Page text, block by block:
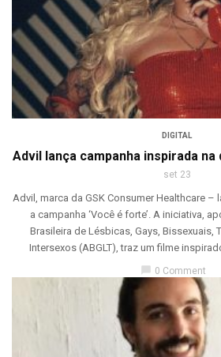
DIGITAL
Advil lança campanha inspirada
set 23
Advil, marca da GSK Consumer Healthcare –
a campanha ‘Você é forte’. A iniciativa,
Brasileira de Lésbicas, Gays, Bissexuais,
Intersexos (ABGLT), traz um filme
0 Comment